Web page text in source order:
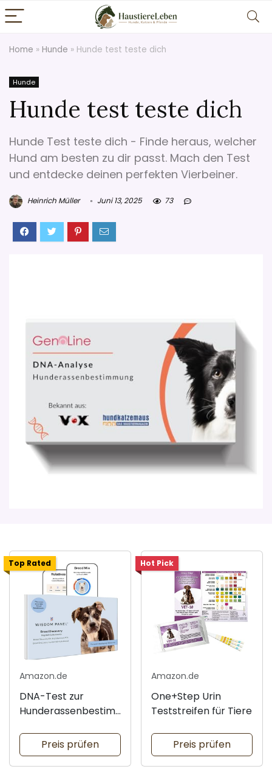
Home » Hunde » Hunde test teste dich
Hunde
Hunde test teste dich
Hunde Test teste dich - Finde heraus, welcher
Hund am besten zu dir passt. Mach den Test
und entdecke deinen perfekten Vierbeiner.
Heinrich Müller Juni 13, 2025 73
Top Rated
Amazon.de
DNA-Test zur
Hunderassenbestim
Preis prüfen
Hot Pick
Amazon.de
One+Step Urin
Teststreifen für Tiere
Preis prüfen